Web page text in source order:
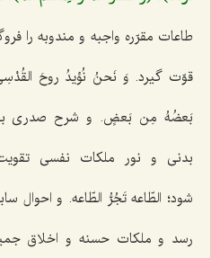
طاعات مقرّره واجبه و مندوبه را
قوّت گیرد. وَ نَحنُ نُؤیدُ روحَ
بَعضُهُ مِن بَعضٍ. و شرح صدری
بدنی و نور ملكات‌‌ نفسی‌
شود؛ الطّاعه تَجُرُّ الطّاعه. و احوال
رسد و ملكات حسنه و اخلاق